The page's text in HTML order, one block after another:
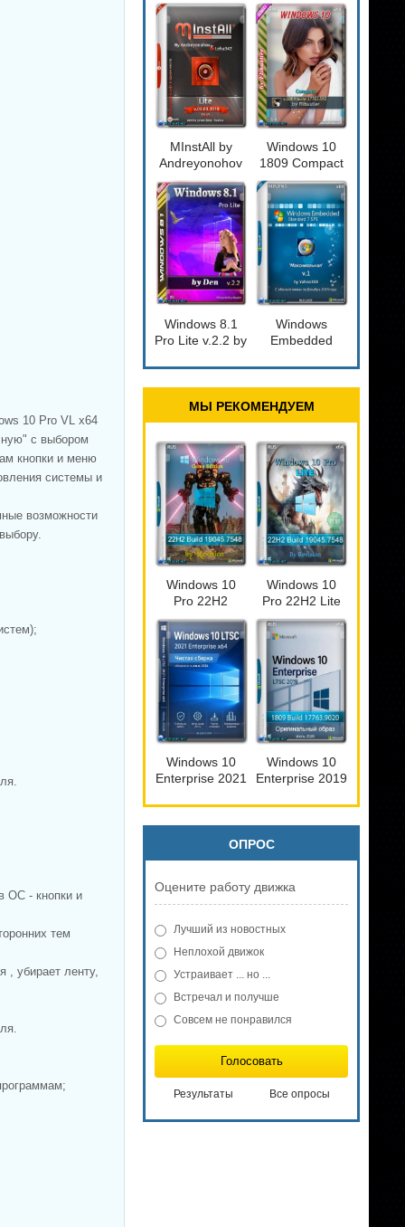
10 Pro VL x64
с выбором
кнопки и меню
системы и
возможности
ОС - кнопки и
тем
, убирает ленту,
[14393.2828]
BELOFF
2018.12.1
MInstAll by
Andreyonohov
& Leha342 Lite
v.03.03.2018
Windows 10
1809 Compact
6in2
[17763.592]
x32/x64bit
Windows 8.1
Pro Lite v.2.2 by
(Ru)
[09/12/2019]
Windows
Embedded
'Максимальная'
МЫ РЕКОМЕНДУЕМ
Windows 10
Pro 22H2
Game edition
19045.7548 by
Revision
Windows 10
Pro 22H2 Lite
Build
19045.7548 by
Windows 10
Enterprise 2021
version Июль
2026
Windows 10
Enterprise 2019
2026
ОПРОС
Оцените работу движка
Лучший из новостных
Неплохой движок
Устраивает ... но ...
Встречал и получше
Совсем не понравился
Голосовать
Результаты Все опросы